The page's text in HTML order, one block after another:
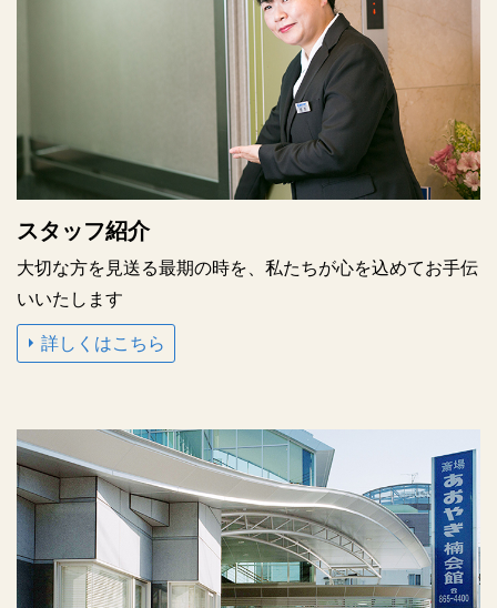
スタッフ紹介
大切な方を見送る最期の時を、私たちが心を込めてお手伝
いいたします
詳しくはこちら